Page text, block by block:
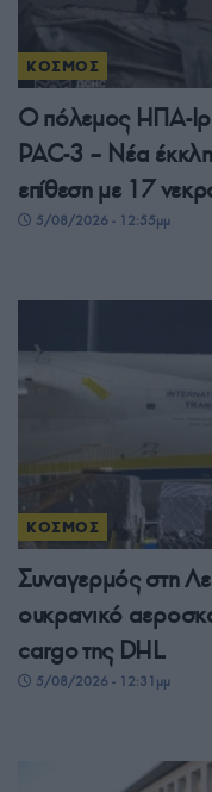
ΚΟΣΜΟΣ
Ο πόλεμος ΗΠΑ-
PAC-3 – Νέα
επίθεση με 17
5/08/2026 - 12:55μμ
ΚΟΣΜΟΣ
Συναγερμός στη
ουκρανικό
cargo της DHL
5/08/2026 - 12:31μμ